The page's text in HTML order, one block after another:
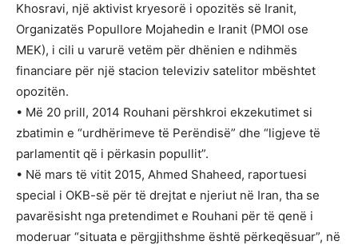
Khosravi, një aktivist kryesorë i opozitës së Iranit,
Organizatës Popullore Mojahedin e Iranit (PMOI ose
MEK), i cili u varurë vetëm për dhënien e ndihmës
financiare për një stacion televiziv satelitor mbështet
opozitën.
• Më 20 prill, 2014 Rouhani përshkroi ekzekutimet si
zbatimin e “urdhërimeve të Perëndisë” dhe “ligjeve të
parlamentit që i përkasin popullit”.
• Në mars të vitit 2015, Ahmed Shaheed, raportuesi
special i OKB-së për të drejtat e njeriut në Iran, tha se
pavarësisht nga pretendimet e Rouhani për të qenë i
moderuar “situata e përgjithshme është përkeqësuar”, në